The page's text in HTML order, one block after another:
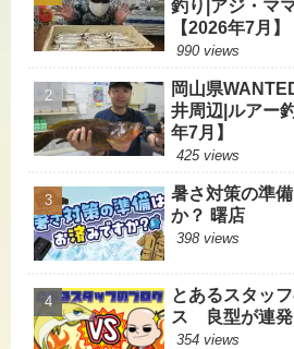
釣り|アジ・マ
【2026年7月】
990 views
岡山県
井周辺|ルアー
年7月】
425 views
暑さ対策の準
か？ 曙店
398 views
とあるスタッ
ス 良型が連発
354 views